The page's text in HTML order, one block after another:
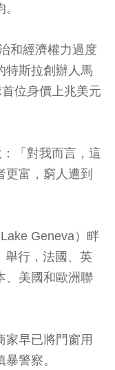
和經濟權力過度
特斯拉創辦人馬
位身價上兆美元
「對我而言，這
富，窮人遭到
Geneva）畔
舉行，法國、英
、美國和歐洲聯
家早已將門窗用
警察。